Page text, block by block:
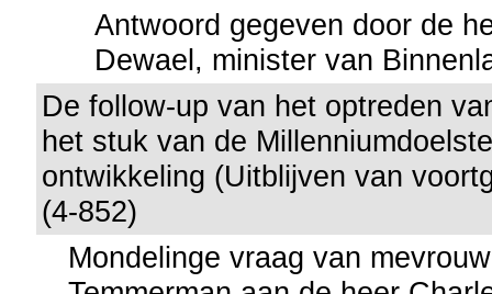
Antwoord gegeven door de
Dewael, minister van
De follow-up van het optreden
het stuk van de
ontwikkeling (Uitblijven van
(4-852)
Mondelinge vraag van